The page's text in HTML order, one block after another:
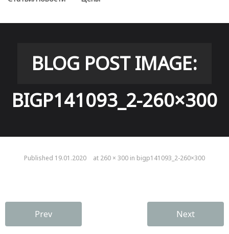
BLOG POST IMAGE:
BIGP141093_2-260×300
Published 19.01.2020 at 260 × 300 in bigp141093_2-260×300
Prev Next